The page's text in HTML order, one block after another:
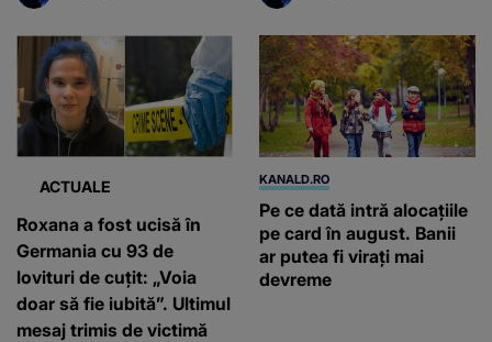
ACTUALE
Roxana a fost ucisă în
Germania cu 93 de
lovituri de cuțit: „Voia
doar să fie iubită”. Ultimul
mesaj trimis de victimă
KANALD.RO
Pe ce dată intră alocațiile
pe card în august. Banii
ar putea fi virați mai
devreme